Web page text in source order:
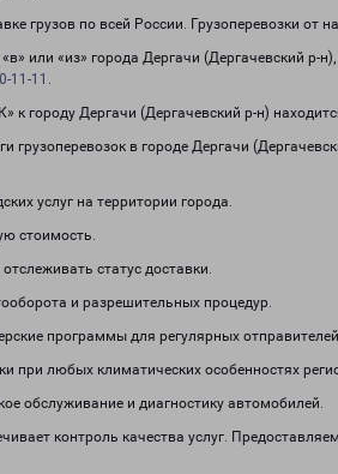
грузов по всей России. Грузоперевозки
или «из» города Дергачи (Дергачевский
11-11 .
городу Дергачи (Дергачевский р-н)
грузоперевозок в городе Дергачи
услуг на территории города.
стоимость.
статус доставки.
и разрешительных процедур.
программы для регулярных
при любых климатических особенностях
обслуживание и диагностику автомобилей.
контроль качества услуг.